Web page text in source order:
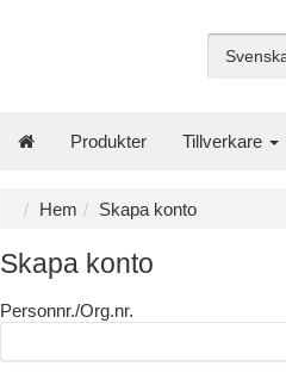
Produkter Tillverkare
Hem Skapa konto
Skapa konto
Personnr./Org.nr.